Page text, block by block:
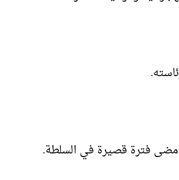
فترة قصيرة في السلطة.